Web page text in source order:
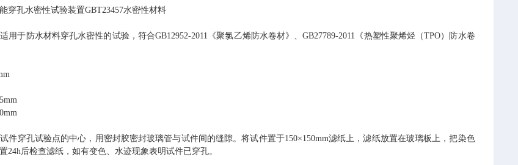
穿孔水密性试验装置GBT23457水密性材料
适用于防水材料穿孔水密性的试验，符合GB12952-2011《聚氯乙烯防水卷材》、GB27789-2011《热塑性聚烯烃（TPO）防水卷
件穿孔试验点的中心，用密封胶密封玻璃管与试件间的缝隙。将试件置于150×150mm滤纸上，滤纸放置在玻璃板上，把染色
24h后检查滤纸，如有变色、水迹现象表明试件已穿孔。